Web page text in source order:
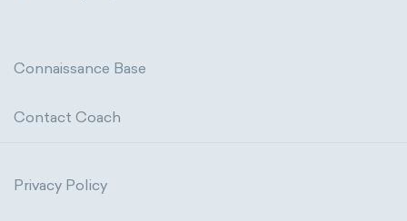
Connaissance Base
Contact Coach
Privacy Policy